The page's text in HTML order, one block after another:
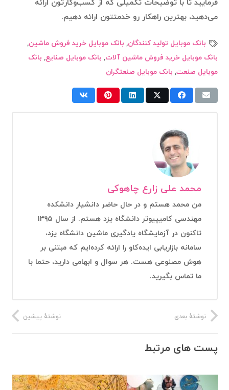
فرمایید تا با توضیحات تکمیلی که از کسب‌وکارتون ارائه
می‌دهید، بهترین راهکار رو خدمتتون ارائه دهیم.
بانک موبایل تولید کنندگان, بانک موبایل خرید فروش ماشین,
بانک موبایل خرید فروش ماشین آلات, بانک موبایل صنایع, بانک
موبایل صنعت, بانک موبایل صنعتگران
محمد علی زارع چاهوکی
من محمد هستم و در حال حاضر دانشیار دانشکده
مهندسی کامیپیوتر دانشگاه یزد هستم. از سال ۱۳۹۵
تاکنون در آزمایشگاه یادگیری ماشین دانشگاه یزد،
سامانه بازاریابی ایده‌کاو را ارائه کرده‌ایم که مبتنی بر
هوش مصنوعی هست. هر سوال و ابهامی دارید، حتما با
ما تماس بگیرید.
نوشتهٔ پیشین نوشتهٔ بعدی
پست های مرتبط